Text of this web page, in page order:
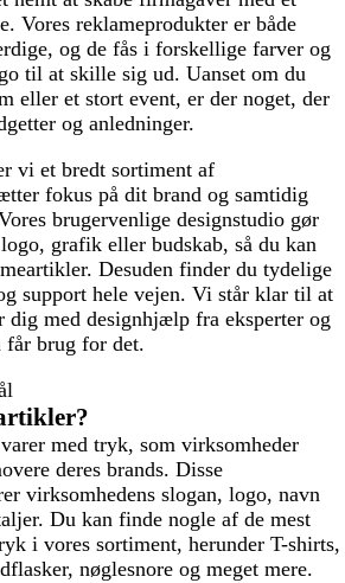
Vores reklameprodukter er både
og de fås i forskellige farver og
til at skille sig ud. Uanset om du
eller et stort event, er der noget, der
og anledninger.
vi et bredt sortiment af
fokus på dit brand og samtidig
brugervenlige designstudio gør
grafik eller budskab, så du kan
Desuden finder du tydelige
support hele vejen. Vi står klar til at
dig med designhjælp fra eksperter og
får brug for det.
med tryk, som virksomheder
deres brands. Disse
virksomhedens slogan, logo, navn
Du kan finde nogle af de mest
i vores sortiment, herunder T-shirts,
nøglesnore og meget mere.